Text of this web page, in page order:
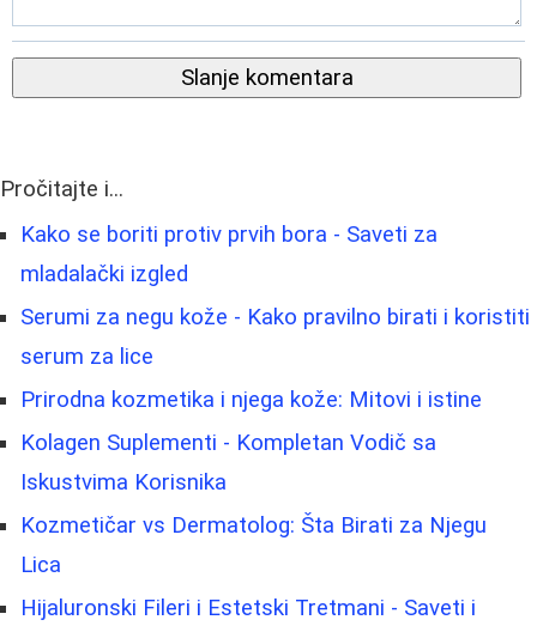
Slanje komentara
Pročitajte i...
Kako se boriti protiv prvih bora - Saveti za
mladalački izgled
Serumi za negu kože - Kako pravilno birati i koristiti
serum za lice
Prirodna kozmetika i njega kože: Mitovi i istine
Kolagen Suplementi - Kompletan Vodič sa
Iskustvima Korisnika
Kozmetičar vs Dermatolog: Šta Birati za Njegu
Lica
Hijaluronski Fileri i Estetski Tretmani - Saveti i